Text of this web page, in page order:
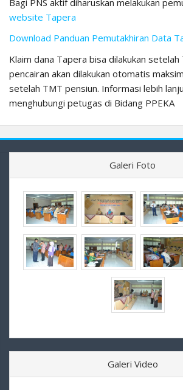
website Tapera
Download Panduan Pemutakhiran Data
Klaim dana Tapera bisa dilakukan
pencairan akan dilakukan otomatis
setelah TMT pensiun. Informasi lebih
menghubungi petugas di Bidang PPEKA
Galeri Foto
Galeri Video